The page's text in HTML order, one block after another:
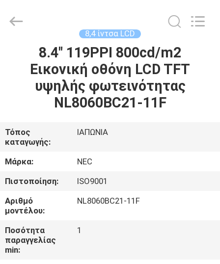
ΠΡΟΪΌΝΤΑ
ΕΜΕΊΣ
ΓΎΡΟΣ
ΕΡΓΟΣΤΑΣΊΩΝ
ΠΟΙΟΤΙΚΌΣ
ΈΛΕΓΧΟΣ
Co.,LIMITED.
8,4 ίντσα LCD
8.4" 119PPI 800cd/m2
Εικονική οθόνη LCD TFT
υψηλής φωτεινότητας
NL8060BC21-11F
Τόπος
καταγωγής:
ΙΑΠΩΝΙΑ
Μάρκα:
NEC
Πιστοποίηση:
ISO9001
Αριθμό
μοντέλου:
NL8060BC21-11F
Ποσότητα
παραγγελίας
min:
1